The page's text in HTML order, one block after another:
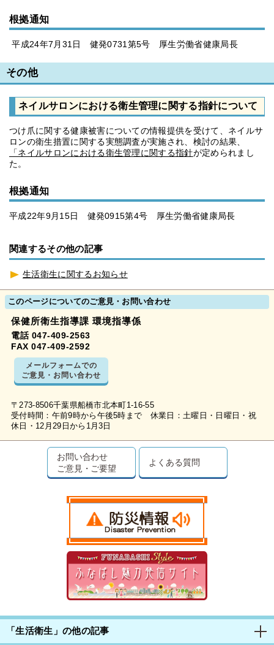
根拠通知
平成24年7月31日 健発0731第5号 厚生労働省健康局長
その他
ネイルサロンにおける衛生管理に関する指針について
つけ爪に関する健康被害についての情報提供を受けて、ネイルサ
ロンの衛生措置に関する実態調査が実施され、検討の結果、
「ネイルサロンにおける衛生管理に関する指針が定められまし
た。
根拠通知
平成22年9月15日 健発0915第4号 厚生労働省健康局長
関連するその他の記事
生活衛生に関するお知らせ
このページについてのご意見・お問い合わせ
保健所衛生指導課 環境指導係
電話 047-409-2563
FAX 047-409-2592
メールフォームでの
ご意見・お問い合わせ
〒273-8506千葉県船橋市北本町1-16-55
受付時間：午前9時から午後5時まで 休業日：土曜日・日曜日・祝
休日・12月29日から1月3日
お問い合わせ
ご意見・ご要望
よくある質問
「生活衛生」の他の記事